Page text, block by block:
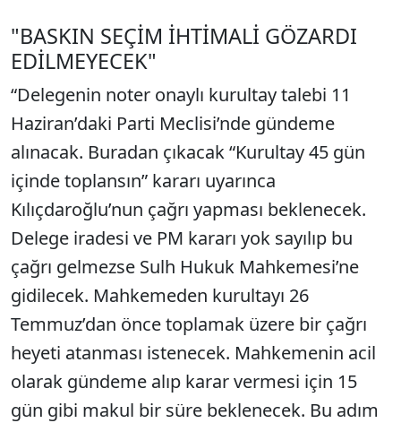
"BASKIN SEÇİM İHTİMALİ GÖZARDI
EDİLMEYECEK"
“Delegenin noter onaylı kurultay talebi 11
Haziran’daki Parti Meclisi’nde gündeme
alınacak. Buradan çıkacak “Kurultay 45 gün
içinde toplansın” kararı uyarınca
Kılıçdaroğlu’nun çağrı yapması beklenecek.
Delege iradesi ve PM kararı yok sayılıp bu
çağrı gelmezse Sulh Hukuk Mahkemesi’ne
gidilecek. Mahkemeden kurultayı 26
Temmuz’dan önce toplamak üzere bir çağrı
heyeti atanması istenecek. Mahkemenin acil
olarak gündeme alıp karar vermesi için 15
gün gibi makul bir süre beklenecek. Bu adım